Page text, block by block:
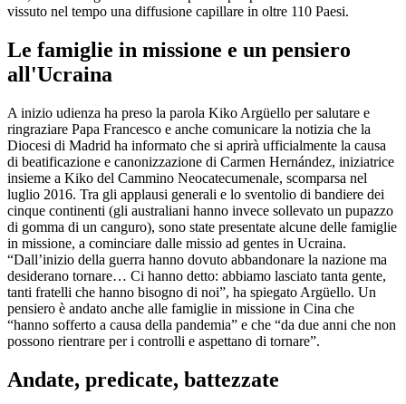
vissuto nel tempo una diffusione capillare in oltre 110 Paesi.
Le famiglie in missione e un pensiero
all'Ucraina
A inizio udienza ha preso la parola Kiko Argüello per salutare e
ringraziare Papa Francesco e anche comunicare la notizia che la
Diocesi di Madrid ha informato che si aprirà ufficialmente la causa
di beatificazione e canonizzazione di Carmen Hernández, iniziatrice
insieme a Kiko del Cammino Neocatecumenale, scomparsa nel
luglio 2016. Tra gli applausi generali e lo sventolio di bandiere dei
cinque continenti (gli australiani hanno invece sollevato un pupazzo
di gomma di un canguro), sono state presentate alcune delle famiglie
in missione, a cominciare dalle missio ad gentes in Ucraina.
“Dall’inizio della guerra hanno dovuto abbandonare la nazione ma
desiderano tornare… Ci hanno detto: abbiamo lasciato tanta gente,
tanti fratelli che hanno bisogno di noi”, ha spiegato Argüello. Un
pensiero è andato anche alle famiglie in missione in Cina che
“hanno sofferto a causa della pandemia” e che “da due anni che non
possono rientrare per i controlli e aspettano di tornare”.
Andate, predicate, battezzate